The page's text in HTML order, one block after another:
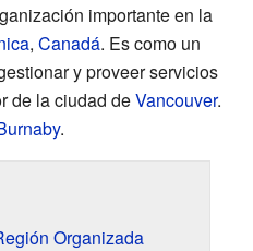
importante en la
, Canadá. Es como un
y proveer servicios
de la ciudad deVancouver.
.
Organizada